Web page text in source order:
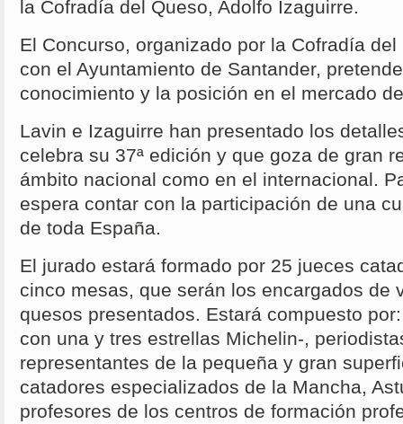
la Cofradía del Queso, Adolfo Izaguirre.
El Concurso, organizado por la Cofradía
con el Ayuntamiento de Santander,
conocimiento y la posición en el mercado
Lavin e Izaguirre han presentado los
celebra su 37ª edición y que goza de gran
ámbito nacional como en el internacional.
espera contar con la participación de una
de toda España.
El jurado estará formado por 25 jueces
cinco mesas, que serán los encargados de
quesos presentados. Estará compuesto
con una y tres estrellas Michelin-,
representantes de la pequeña y gran
catadores especializados de la Mancha,
profesores de los centros de formación